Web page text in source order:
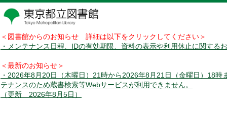
＜図書館からのお知らせ 詳細は以下をクリックしてください＞
・メンテナンス日程、IDの有効期限、資料の表示や利用休止に関する
＜最新のお知らせ＞
・2026年8月20日（木曜日）21時から2026年8月21日（金曜日）18時
テナンスのため蔵書検索等Webサービスが利用できません。
（更新 2026年8月5日）